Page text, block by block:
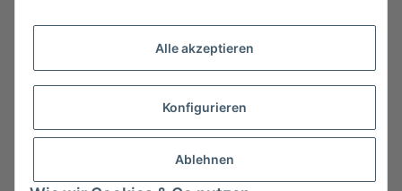
Alle akzeptieren
Konfigurieren
Ablehnen